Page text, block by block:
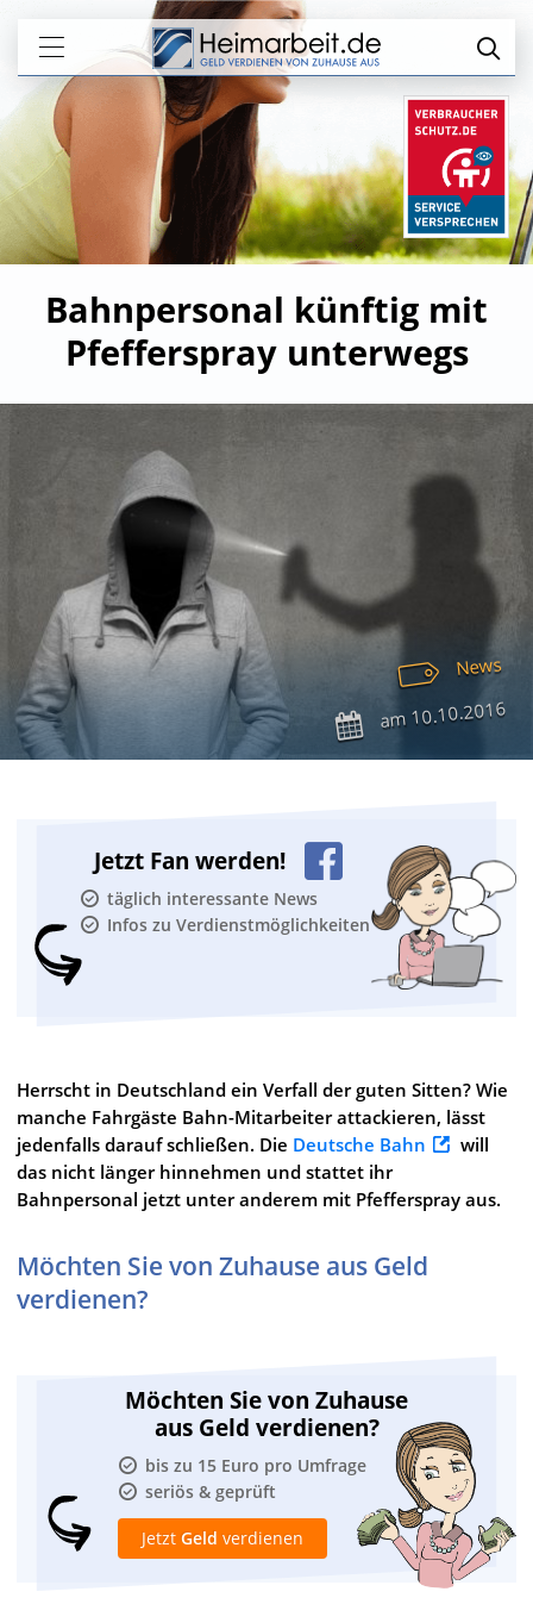
Bahnpersonal künftig mit
Pfefferspray unterwegs
News
am10.10.2016
Jetzt Fan werden!
täglich interessante News
Infos zu Verdienstmöglichkeiten
Herrscht in Deutschland ein Verfall der guten Sitten? Wie
manche Fahrgäste Bahn-Mitarbeiter attackieren, lässt
jedenfalls darauf schließen. Die Deutsche Bahn
will
das nicht länger hinnehmen und stattet ihr
Bahnpersonal jetzt unter anderem mit Pfefferspray aus.
Möchten Sie von Zuhause aus Geld
verdienen?
Möchten Sie von Zuhause
aus Geld verdienen?
bis zu 15 Euro pro Umfrage
seriös & geprüft
Jetzt Geld verdienen